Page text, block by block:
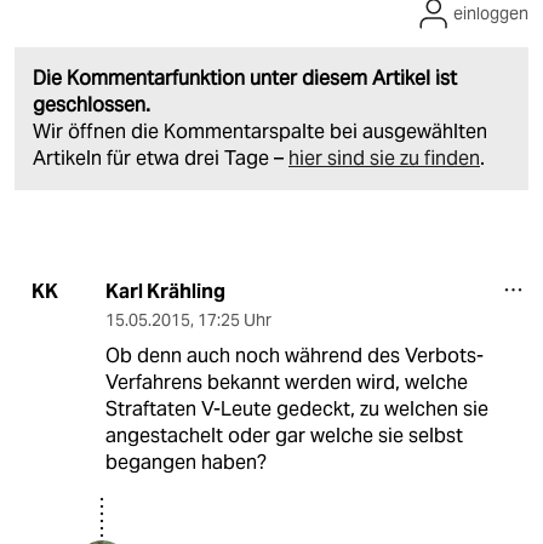
Die Kommentarfunktion unter diesem Artikel ist
geschlossen.
Wir öffnen die Kommentarspalte bei ausgewählten
Artikeln für etwa drei Tage – hier sind sie zu finden.
einloggen
KK Karl Krähling
15.05.2015, 17:25 Uhr
Ob denn auch noch während des Verbots-
Verfahrens bekannt werden wird, welche
Straftaten V-Leute gedeckt, zu welchen sie
angestachelt oder gar welche sie selbst
begangen haben?